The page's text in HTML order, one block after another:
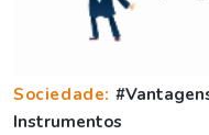
Sociedade:
Instrumentos